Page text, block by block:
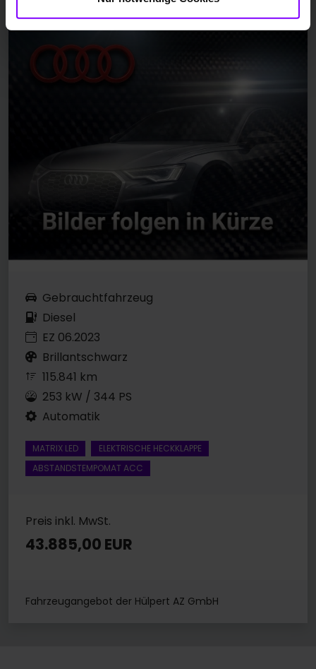
Gebrauchtfahrzeug
Diesel
EZ 06.2023
Brillantschwarz
115.841 km
253 kW / 344 PS
Automatik
MATRIX LED
ELEKTRISCHE HECKKLAPPE
ABSTANDSTEMPOMAT ACC
Preis inkl. MwSt.
43.885,00 EUR
Fahrzeugangebot der Hülpert AZ GmbH